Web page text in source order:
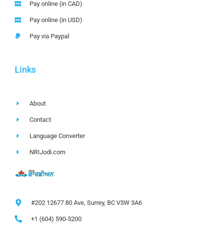
Pay online (in CAD)
Pay online (in USD)
Pay via Paypal
Links
About
Contact
Language Converter
NRIJodi.com
#202 12677 80 Ave, Surrey, BC V3W 3A6
+1 (604) 590-5200